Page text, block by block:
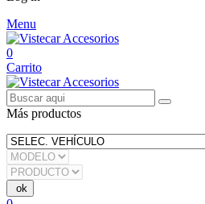
Menu
0
Carrito
Más productos